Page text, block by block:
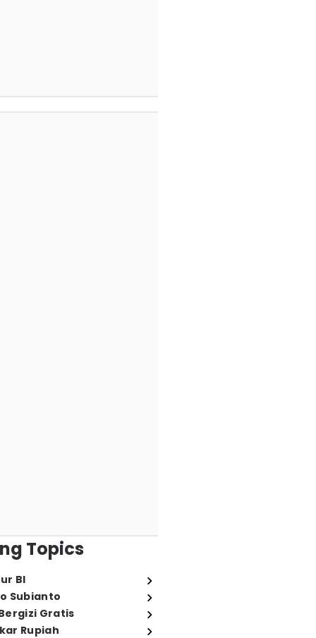
Topics
BI
Subianto
Gratis
Rupiah